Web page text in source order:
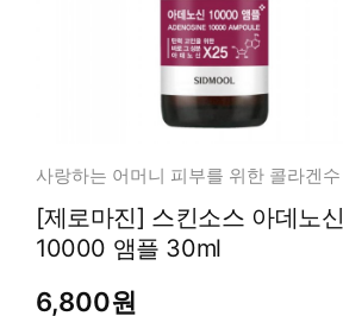
[제로마진] 스킨소스 아데노신
10000 앰플 30ml
6,800원